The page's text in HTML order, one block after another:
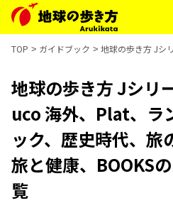
TOP ガイドブック 地球の歩き方 Jシ
地球の歩き方 Jシリ
uco 海外、Plat、ラ
ック、歴史時代、旅
旅と健康、BOOKS
覧